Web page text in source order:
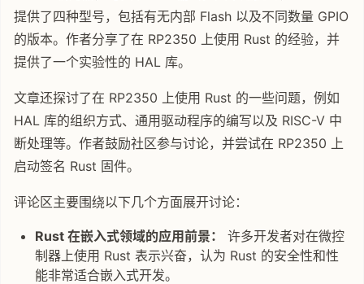
提供了四种型号，包括有无内部 Flash 以及不同数量 GPIO
的版本。作者分享了在 RP2350 上使用 Rust 的经验，并
提供了一个实验性的 HAL 库。
文章还探讨了在 RP2350 上使用 Rust 的一些问题，例如
HAL 库的组织方式、通用驱动程序的编写以及 RISC-V 中
断处理等。作者鼓励社区参与讨论，并尝试在 RP2350 上
启动签名 Rust 固件。
评论区主要围绕以下几个方面展开讨论：
Rust 在嵌入式领域的应用前景：
许多开发者对在微控
制器上使用 Rust 表示兴奋，认为 Rust 的安全性和性
能非常适合嵌入式开发。